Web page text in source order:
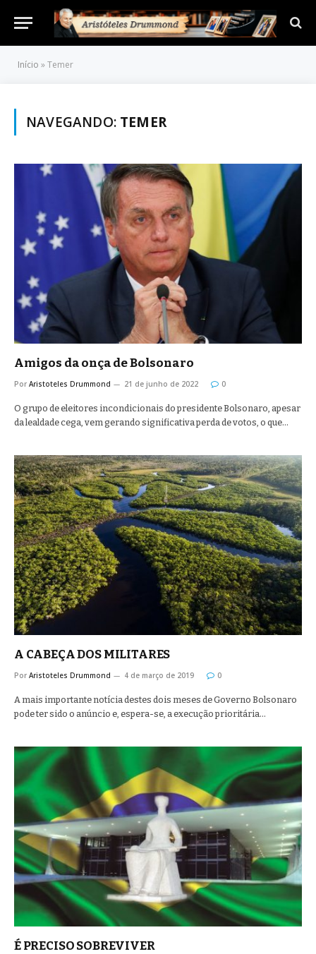
Início »Temer
NAVEGANDO: TEMER
Amigos da onça de Bolsonaro
Por Aristoteles Drummond 21 de junho de 2022 0
O grupo de eleitores incondicionais do presidente Bolsonaro, apesar
da lealdade cega, vem gerando significativa perda de votos, o que…
A CABEÇA DOS MILITARES
Por Aristoteles Drummond 4 de março de 2019 0
A mais importante notícia destes dois meses de Governo Bolsonaro
pode ter sido o anúncio e, espera-se, a execução prioritária…
É PRECISO SOBREVIVER